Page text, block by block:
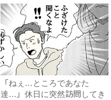
「ねぇ…ところであなた
達…」休日に突然訪問してき